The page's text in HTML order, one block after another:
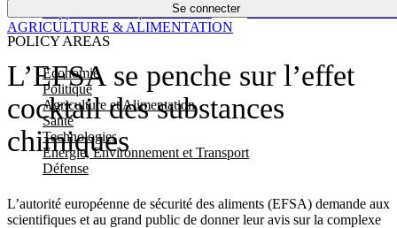
Se connecter
POLICY AREAS
Economie
Politique
Agriculture et Alimentation
Santé
Technologies
Energie, Environnement et Transport
Défense
Économie
L’EFSA se penche sur l’effet
cocktail des substances
chimiques
L’autorité européenne de sécurité des aliments (EFSA) demande aux
scientifiques et au grand public de donner leur avis sur la complexe
AGRICULTURE & ALIMENTATION